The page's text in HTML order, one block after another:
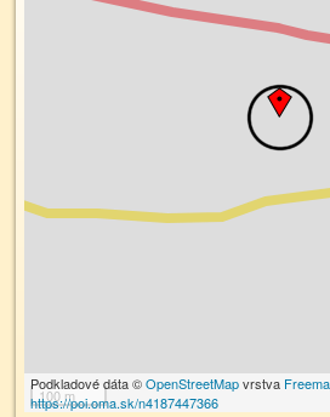
100 m
Podkladové dáta ©OpenStreetMapvrstva
https://poi.oma.sk/n4187447366